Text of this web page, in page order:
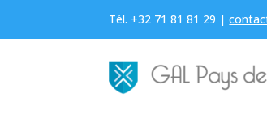
Tél. +32 71 81 81 29 |